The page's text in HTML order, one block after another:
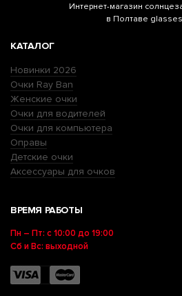
Интернет-магазин
в Полтаве
КАТАЛОГ
Новинки 2026
Очки Ray Ban
Женские очки
Очки для водителей
Очки для компьютера
Оправы
Детские очки
Аксессуары для очков
ВРЕМЯ РАБОТЫ
Пн – Пт: с 10:00 до 19:00
Сб и Вс: выходной